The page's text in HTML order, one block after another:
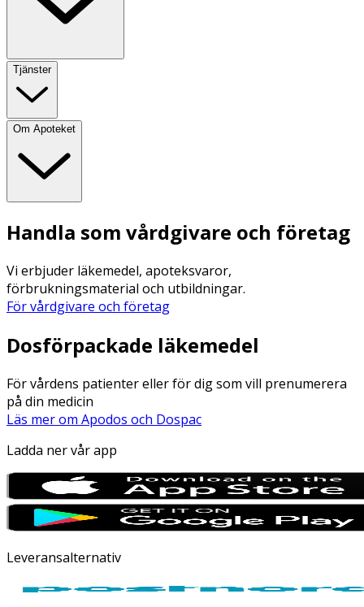
Tjänster
Om Apoteket
Handla som vårdgivare och företag
Vi erbjuder läkemedel, apoteksvaror,
förbrukningsmaterial och utbildningar.
För vårdgivare och företag
Dosförpackade läkemedel
För vårdens patienter eller för dig som vill prenumerera
på din medicin
Läs mer om Apodos och Dospac
Ladda ner vår app
Leveransalternativ